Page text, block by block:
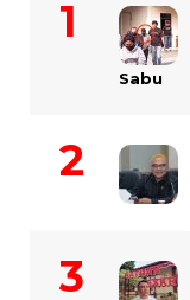
Sabu